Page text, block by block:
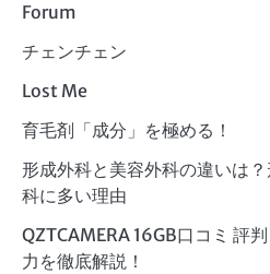
Forum
チェンチェン
Lost Me
育毛剤「成分」を極める！
形成外科と美容外科の違いは
科に多い理由
QZTCAMERA 16GB口コミ 評
力を徹底解説！